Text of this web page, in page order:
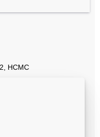
HCMC